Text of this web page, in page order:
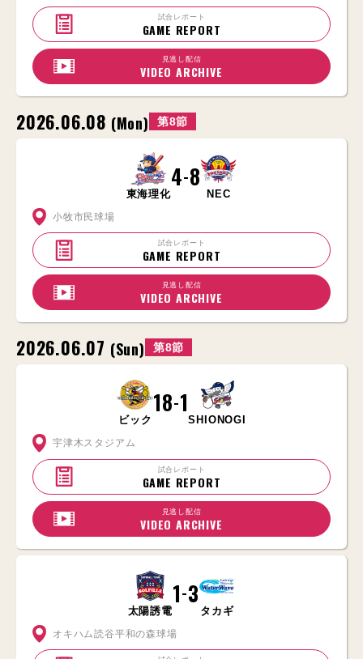
試合レポート
GAME REPORT
見逃し配信
VIDEO ARCHIVE
2026.06.08 (Mon) 第8節
東海理化
4-8
NEC
小牧市民球場
試合レポート
GAME REPORT
見逃し配信
VIDEO ARCHIVE
2026.06.07 (Sun) 第8節
ビック
18-1
SHIONOGI
宇津木スタジアム
試合レポート
GAME REPORT
見逃し配信
VIDEO ARCHIVE
太陽誘電
1-3
タカギ
オキハム読谷平和の森球場